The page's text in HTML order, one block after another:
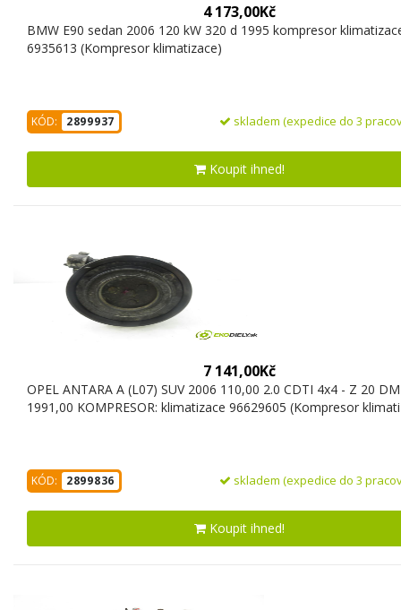
4 173,00Kč
BMW E90 sedan 2006 120 kW 320 d 1995 kompresor
6935613 (Kompresor klimatizace)
KÓD: 2899937 skladem (expedice do 3
Koupit ihned!
7 141,00Kč
OPEL ANTARA A (L07) SUV 2006 110,00 2.0 CDTI 4x4 - Z 20
1991,00 KOMPRESOR: klimatizace 96629605 (Kompresor
KÓD: 2899836 skladem (expedice do 3
Koupit ihned!